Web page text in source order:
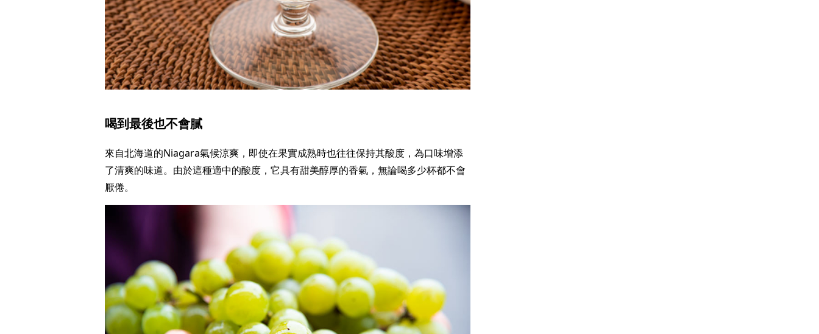
喝到最後也不會膩
來自北海道的Niagara氣候涼爽，即使在果實成熟時也往往保持其酸度，為口味增添
了清爽的味道。由於這種適中的酸度，它具有甜美醇厚的香氣，無論喝多少杯都不會
厭倦。